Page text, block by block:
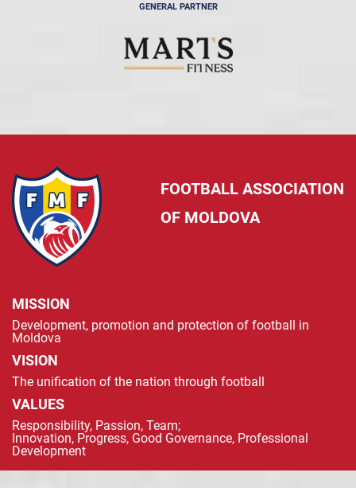
GENERAL PARTNER
FOOTBALL ASSOCIATION
OF MOLDOVA
MISSION
Development, promotion and protection of football in
Moldova
VISION
The unification of the nation through football
VALUES
Responsibility, Passion, Team;
Innovation, Progress, Good Governance, Professional
Development